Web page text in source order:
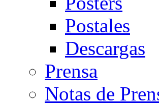
Postales
Descargas
Prensa
Notas de